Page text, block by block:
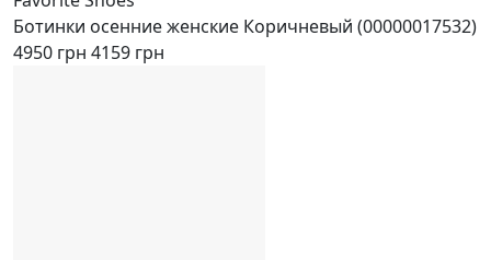
Ботинки осенние женские Коричневый (00000017532)
4950 грн 4159 грн